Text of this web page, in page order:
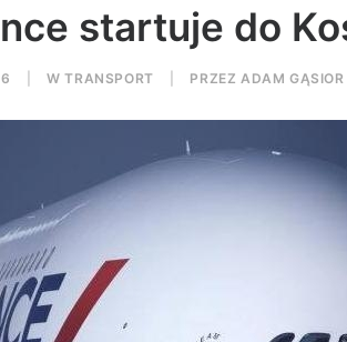
startuje do
WTRANSPORT PRZEZADAM GĄSIOR